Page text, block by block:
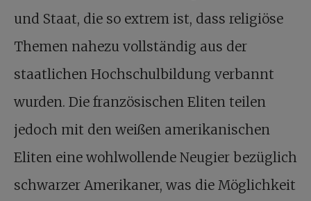
und Staat, die so extrem ist, dass religiöse
Themen nahezu vollständig aus der
staatlichen Hochschulbildung verbannt
wurden. Die französischen Eliten teilen
jedoch mit den weißen amerikanischen
Eliten eine wohlwollende Neugier bezüglich
schwarzer Amerikaner, was die Möglichkeit